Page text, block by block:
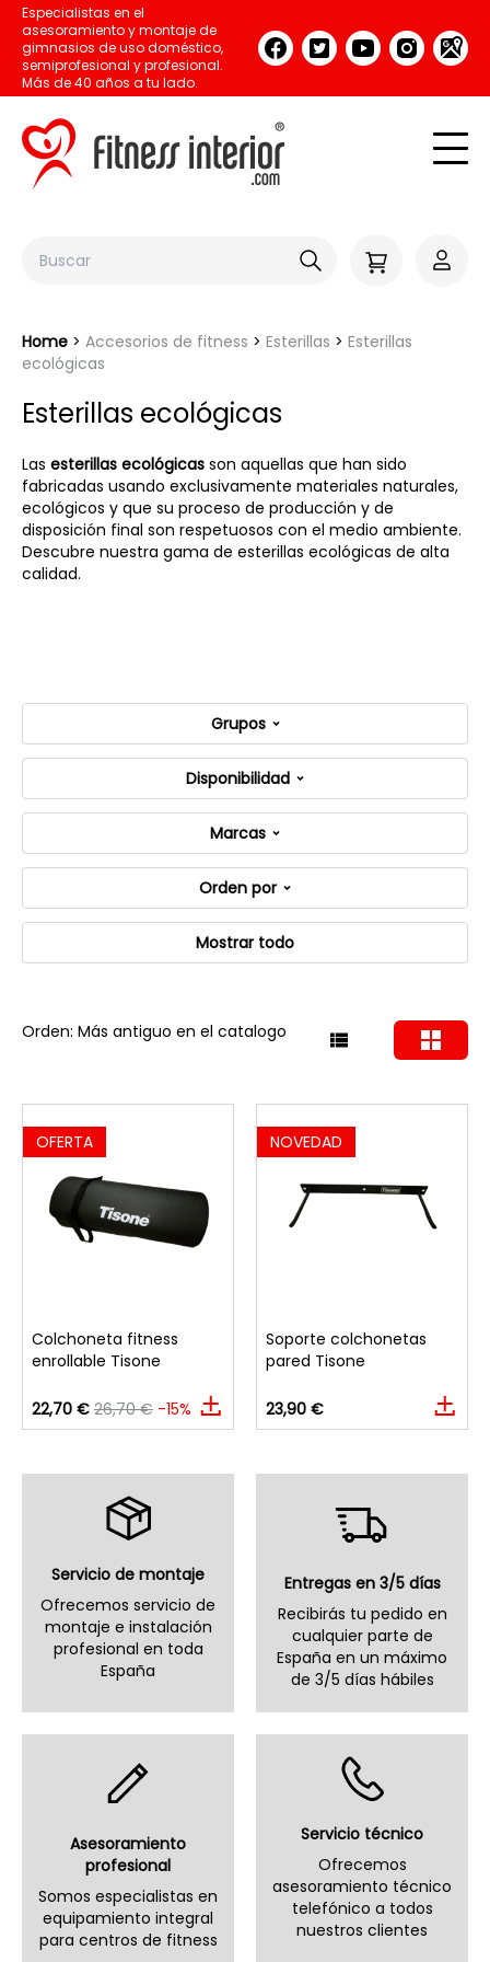
Especialistas en el
asesoramiento y montaje de
gimnasios de uso doméstico,
semiprofesional y profesional.
Más de 40 años a tu lado.
Home Accesorios de fitness Esterillas
Esterillas
ecológicas
Esterillas ecológicas
Las esterillas ecológicas son aquellas que han sido
fabricadas usando exclusivamente materiales naturales,
ecológicos y que su proceso de producción y de
disposición final son respetuosos con el medio ambiente.
Descubre nuestra gama de esterillas ecológicas de alta
calidad.
Grupos
Disponibilidad
Marcas
Orden por
Mostrar todo
Orden: Más antiguo en el catalogo
OFERTA
Colchoneta fitness
enrollable Tisone
22,70 € 26,70 € -15%
NOVEDAD
Soporte colchonetas
pared Tisone
23,90 €
Servicio de montaje
Ofrecemos servicio de
montaje e instalación
profesional en toda
España
Entregas en 3/5 días
Recibirás tu pedido en
cualquier parte de
España en un máximo
de 3/5 días hábiles
Asesoramiento
profesional
Somos especialistas en
equipamiento integral
para centros de fitness
Servicio técnico
Ofrecemos
asesoramiento técnico
telefónico a todos
nuestros clientes